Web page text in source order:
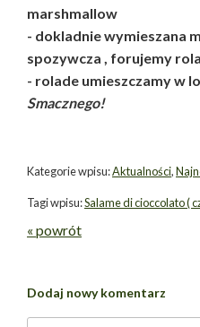
marshmallow
- dokladnie wymieszana
spozywcza , forujemy
- rolade umieszczamy w
Smacznego!
Kategorie wpisu:Aktualności,
Tagi wpisu:Salame di cioccolato (
« powrót
Dodaj nowy komentarz